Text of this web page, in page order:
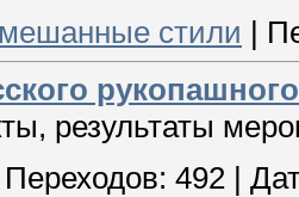
стили
результаты
Переходов: 492